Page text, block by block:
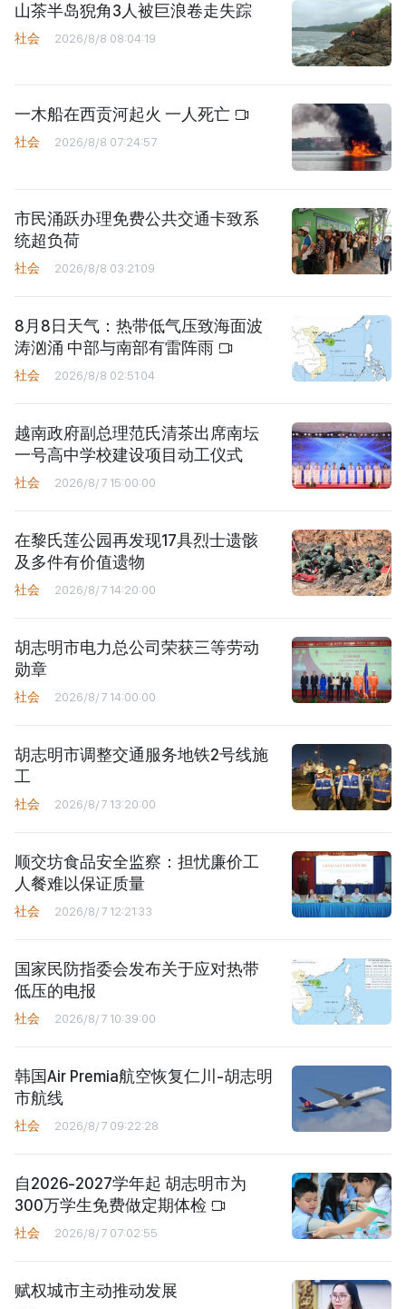
山茶半岛猊角3人被巨浪卷走失踪
社会 2026/8/8 08:04:19
一木船在西贡河起火 一人死亡
社会 2026/8/8 07:24:57
市民涌跃办理免费公共交通卡致系
统超负荷
社会 2026/8/8 03:21:09
8月8日天气：热带低气压致海面波
涛汹涌 中部与南部有雷阵雨
社会 2026/8/8 02:51:04
越南政府副总理范氏清茶出席南坛
一号高中学校建设项目动工仪式
社会 2026/8/7 15:00:00
在黎氏莲公园再发现17具烈士遗骸
及多件有价值遗物
社会 2026/8/7 14:20:00
胡志明市电力总公司荣获三等劳动
勋章
社会 2026/8/7 14:00:00
胡志明市调整交通服务地铁2号线施
工
社会 2026/8/7 13:20:00
顺交坊食品安全监察：担忧廉价工
人餐难以保证质量
社会 2026/8/7 12:21:33
国家民防指委会发布关于应对热带
低压的电报
社会 2026/8/7 10:39:00
韩国Air Premia航空恢复仁川-胡志明
市航线
社会 2026/8/7 09:22:28
自2026-2027学年起 胡志明市为
300万学生免费做定期体检
社会 2026/8/7 07:02:55
赋权城市主动推动发展